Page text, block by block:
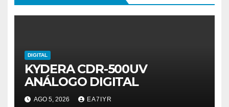
DIGITAL
KYDERA CDR-500UV
ANÁLOGO DIGITAL
AGO 5, 2026 EA7IYR